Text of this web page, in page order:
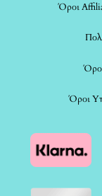
Όροι
Όροι